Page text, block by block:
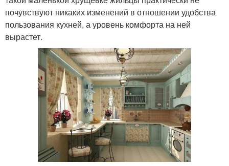
почувствуют никаких изменений в отношении удобства
пользования кухней, а уровень комфорта на ней
вырастет.